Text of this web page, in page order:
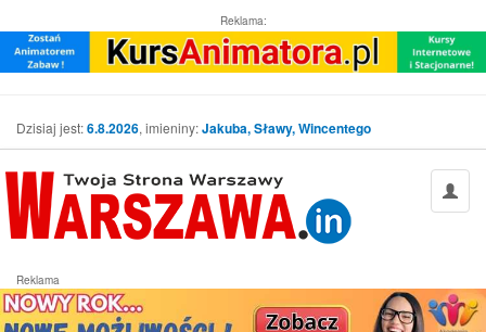
Reklama:
Dzisiaj jest:6.8.2026, imieniny:Jakuba, Sławy, Wincentego
Reklama